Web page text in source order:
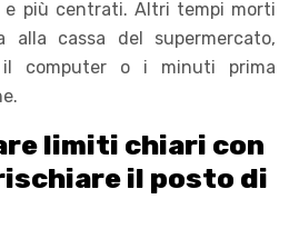
e più centrati. Altri tempi morti
alla cassa del supermercato,
il computer o i minuti prima
limiti chiari con
il posto di